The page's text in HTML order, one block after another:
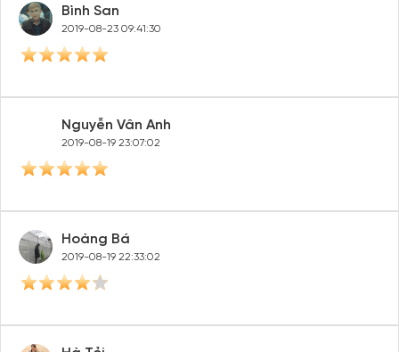
Bình San
2019-08-23 09:41:30
Nguyễn Vân Anh
2019-08-19 23:07:02
Hoàng Bá
2019-08-19 22:33:02